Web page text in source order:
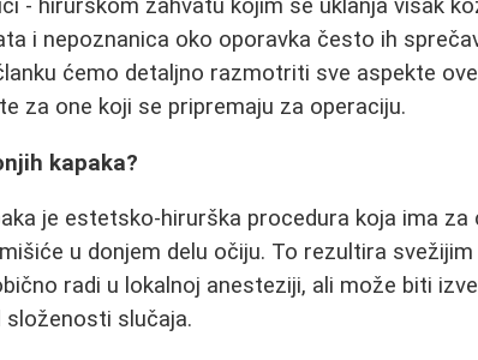
- hirurškom zahvatu kojim se uklanja višak
i nepoznanica oko oporavka često ih
ćemo detaljno razmotriti sve aspekte
za one koji se pripremaju za operaciju.
kapaka?
je estetsko-hirurška procedura koja ima za
u donjem delu očiju. To rezultira
radi u lokalnoj anesteziji, ali može biti
slučaja.